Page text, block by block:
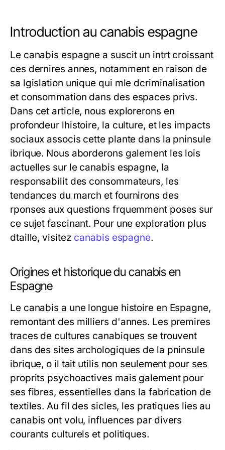
Introduction au canabis espagne
Le canabis espagne a suscit un intrt croissant
ces dernires annes, notamment en raison de
sa lgislation unique qui mle dcriminalisation
et consommation dans des espaces privs.
Dans cet article, nous explorerons en
profondeur lhistoire, la culture, et les impacts
sociaux associs cette plante dans la pninsule
ibrique. Nous aborderons galement les lois
actuelles sur le canabis espagne, la
responsabilit des consommateurs, les
tendances du march et fournirons des
rponses aux questions frquemment poses sur
ce sujet fascinant. Pour une exploration plus
dtaille, visitez canabis espagne.
Origines et historique du canabis en
Espagne
Le canabis a une longue histoire en Espagne,
remontant des milliers d'annes. Les premires
traces de cultures canabiques se trouvent
dans des sites archologiques de la pninsule
ibrique, o il tait utilis non seulement pour ses
proprits psychoactives mais galement pour
ses fibres, essentielles dans la fabrication de
textiles. Au fil des sicles, les pratiques lies au
canabis ont volu, influences par divers
courants culturels et politiques.